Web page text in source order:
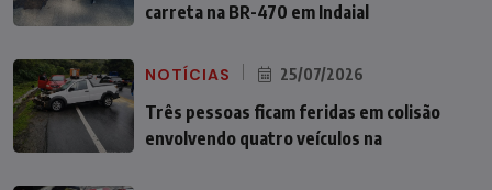
carreta na BR-470 em Indaial
NOTÍCIAS 25/07/2026
Três pessoas ficam feridas em colisão
envolvendo quatro veículos na